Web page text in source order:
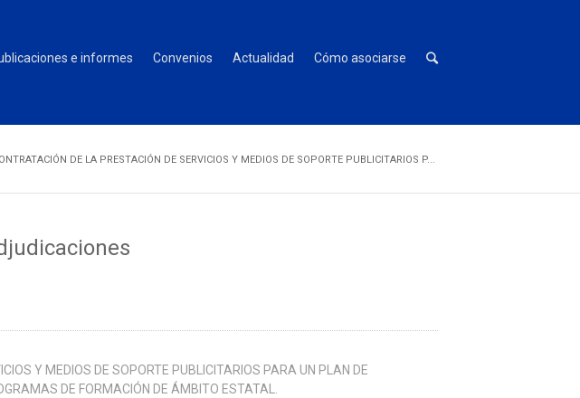
e informes Convenios Actualidad Cómo asociarse
DE LA PRESTACIÓN DE SERVICIOS Y MEDIOS DE SOPORTE PUBLICITARIOS P...
Y MEDIOS DE SOPORTE PUBLICITARIOS PARA UN PLAN DE
DE FORMACIÓN DE ÁMBITO ESTATAL.